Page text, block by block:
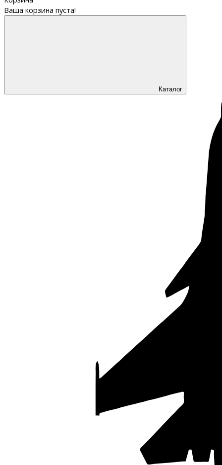
Ваша корзина пуста!
Каталог